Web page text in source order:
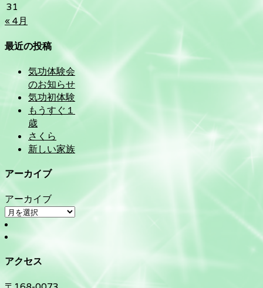
31
« 4月
最近の投稿
気功体験会
のお知らせ
気功初体験
もうすぐ１
歳
さくら
新しい家族
アーカイブ
アーカイブ
アクセス